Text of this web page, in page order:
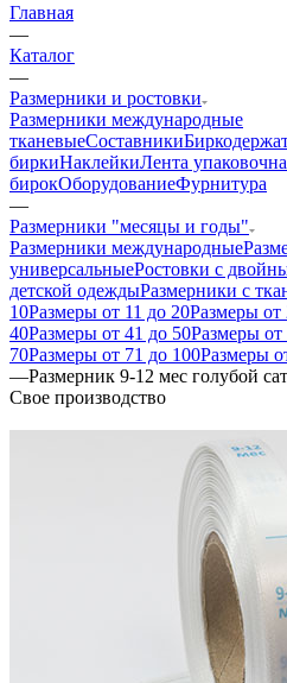
Главная
—
Каталог
—
Размерники и ростовки
Размерники международные
тканевыеСоставники
биркиНаклейкиЛента
бирокОборудованиеФурнитура
—
Размерники "месяцы и годы"
Размерники международные
универсальныеРостовки с
детской одеждыРазмерники с
10Размеры от 11 до 20Размеры от
40Размеры от 41 до 50Размеры от
70Размеры от 71 до 100Размеры
—Размерник 9-12 мес голубой
Свое производство